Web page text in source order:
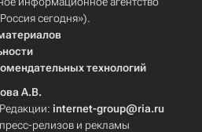
сегодня»).
технологий
А.В.
internet-group@ria.ru
релизов и рекламы